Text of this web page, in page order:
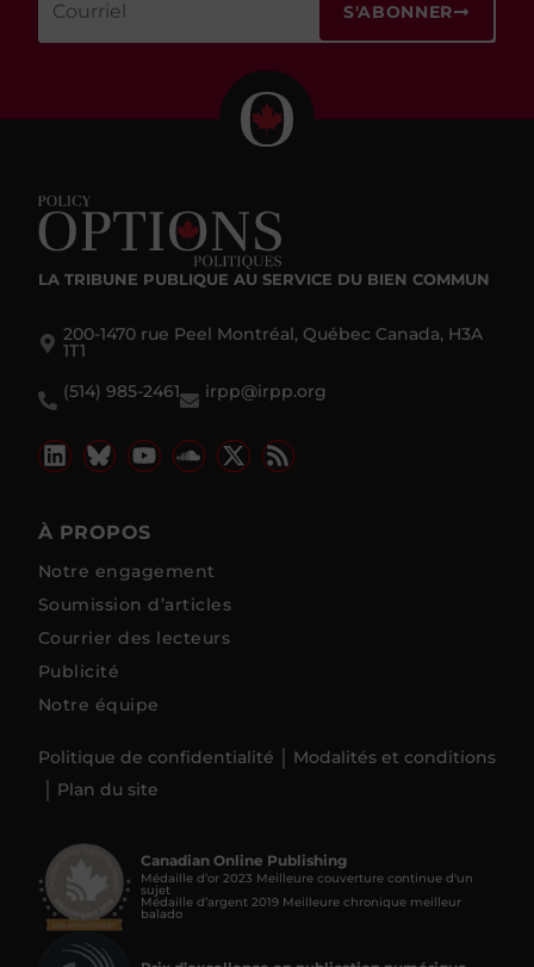
S'ABONNER
LA TRIBUNE PUBLIQUE AU SERVICE DU BIEN COMMUN
200-1470 rue Peel Montréal, Québec Canada, H3A
1T1
(514) 985-2461
irpp@irpp.org
À PROPOS
Notre engagement
Soumission d’articles
Courrier des lecteurs
Publicité
Notre équipe
Politique de confidentialité
Modalités et conditions
Plan du site
Canadian Online Publishing
Médaille d’or 2023 Meilleure couverture continue d'un
sujet
Médaille d’argent 2019 Meilleure chronique meilleur
balado